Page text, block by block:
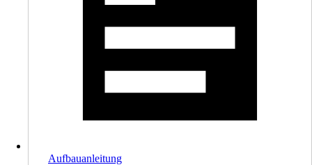
Aufbauanleitung